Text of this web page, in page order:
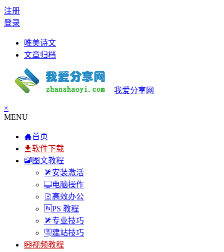
注册
登录
唯美诗文
文章归档
我爱分享网
×
MENU
首页
软件下载
图文教程
安装激活
电脑操作
高效办公
PS 教程
专业技巧
建站技巧
视频教程